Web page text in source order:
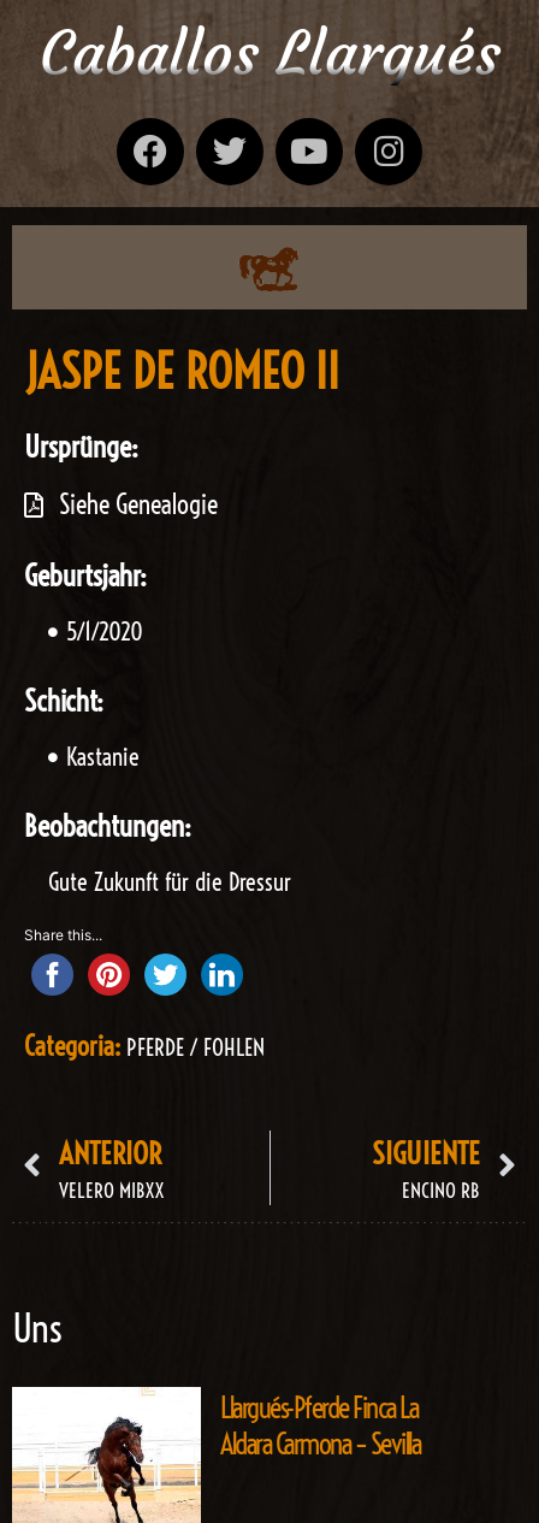
Caballos Llargués
JASPE DE ROMEO II
Ursprünge:
Siehe Genealogie
Geburtsjahr:
5/1/2020
Schicht:
Kastanie
Beobachtungen:
Gute Zukunft für die Dressur
Share this...
Categoria: PFERDE / FOHLEN
ANTERIOR
VELERO MIBXX
SIGUIENTE
ENCINO RB
Uns
Llargués-Pferde Finca La
Aldara Carmona – Sevilla